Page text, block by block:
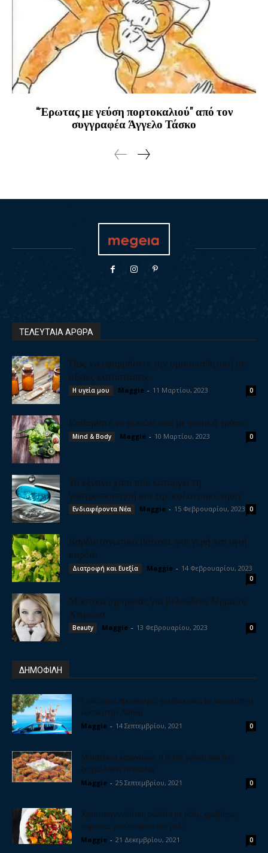
“Έρωτας με γεύση πορτοκαλιού” από τον
συγγραφέα Άγγελο Τάσκο
ΤΕΛΕΥΤΑΙΑ ΑΡΘΡΑ
Πως να εφαρμόσετε την ομοιοπαθητική σε
οξείες καταστάσεις
Η υγεία μου Maggie - 11 Μαρτίου, 2023 0
Καθαρίστε το συκώτι σας με φυσικό τρόπο
Mind & Body Maggie - 10 Μαρτίου, 2023 0
Το έξυπνο χάπι που καταργεί τη
γαστροσκόπηση και την κολονοσκόπηση
Ενδιαφέροντα Νέα Maggie - 15 Φεβρουαρίου, 2023 0
Καρδιοτονωτικά βότανα, για γερή και υγιή
καρδιά
Διατροφή και Ευεξία Maggie - 14 Φεβρουαρίου, 2023
0
Μυστικά ομορφιάς για βελούδινο δέρμα το
Χειμώνα
Beauty Maggie - 13 Φεβρουαρίου, 2023 0
ΔΗΜΟΦΙΛΗ
5 υπέροχοι προορισμοί για διακοπές με αυτοκίνητο
κοντά στην Αθήνα
Maggie - 14 Σεπτεμβρίου, 2021 0
Μπιφτέκια λαχανικών, η θεϊκή γεύση που θα
ξετρελλάνει τα παιδιά
Maggie - 25 Σεπτεμβρίου, 2021 0
Χριστουγεννιάτικη σαλάτα με ρόδι, γραβιέρα,
καρύδια, μπαλσάμικο και μέλι
Maggie - 21 Δεκεμβρίου, 2021 0